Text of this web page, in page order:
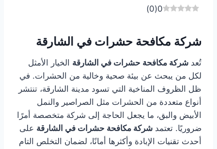
0
(
0
)
شركة مكافحة حشرات في الشارقة
تُعد شركة مكافحة حشرات في الشارقة الخيار الأمثل
لكل من يبحث عن بيئة صحية وخالية من الحشرات. في
ظل الظروف المناخية التي تسود مدينة الشارقة، تنتشر
أنواع متعددة من الحشرات مثل الصراصير والنمل
الأبيض والبق، ما يجعل الحاجة إلى شركة متخصصة أمرًا
ضروريًا. تعتمد شركة مكافحة حشرات في الشارقة على
أحدث تقنيات الإبادة وأكثرها أمانًا، لضمان التخلص التام